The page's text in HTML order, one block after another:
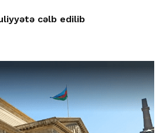
cəlb edilib